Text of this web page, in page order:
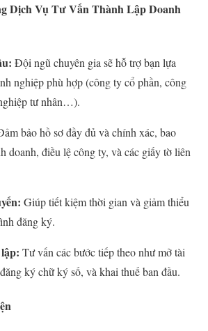
Dịch Vụ Tư Vấn Thành Lập Doanh
Đội ngũ chuyên gia sẽ hỗ trợ bạn lựa
nghiệp phù hợp (công ty cổ phần, công
tư nhân…).
bảo hồ sơ đầy đủ và chính xác, bao
doanh, điều lệ công ty, và các giấy tờ liên
Giúp tiết kiệm thời gian và giảm thiểu
đăng ký.
Tư vấn các bước tiếp theo như mở tài
ký chữ ký số, và khai thuế ban đầu.